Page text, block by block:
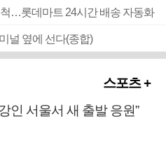
…롯데마트 24시간 배송 자동화
널 옆에 선다(종합)
스포츠 +
인 서울서 새 출발 응원”